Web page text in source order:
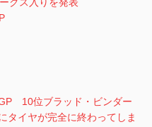
10位ブラッド・ビンダー
タイヤが完全に終わってしま